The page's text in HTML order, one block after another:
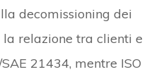
decomissioning dei
la relazione tra clienti e
21434, mentre ISO